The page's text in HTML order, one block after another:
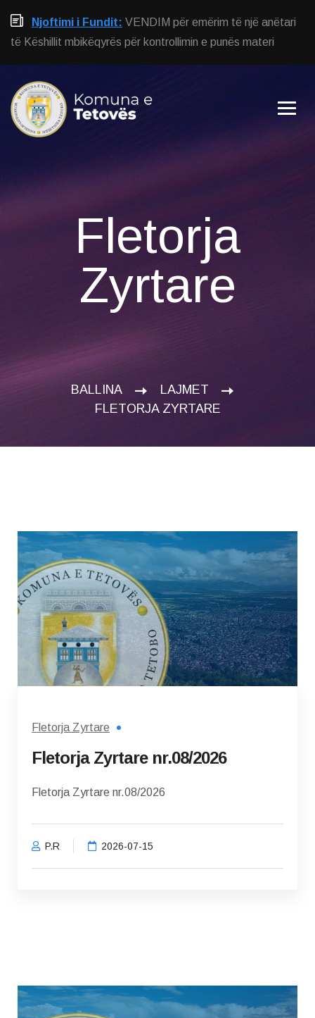
Njoftimi i Fundit: VENDIM për emërim të një anëtari
të Këshillit mbikëqyrës për kontrollimin e punës materi
Fletorja
Zyrtare
BALLINA
LAJMET
FLETORJA ZYRTARE
Fletorja Zyrtare
Fletorja Zyrtare nr.08/2026
Fletorja Zyrtare nr.08/2026
P.R 2026-07-15